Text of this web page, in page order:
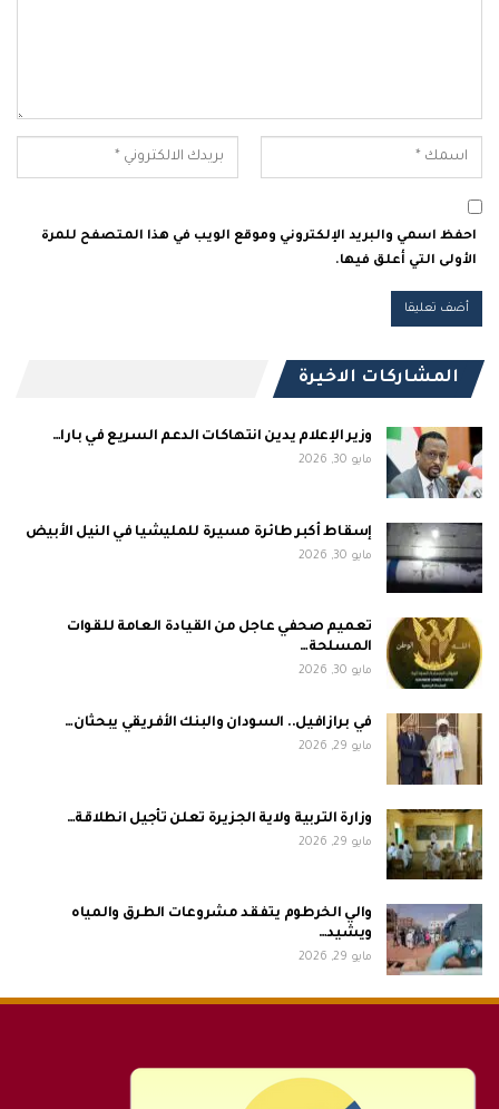
احفظ اسمي والبريد الإلكتروني وموقع الويب في هذا المتصفح للمرة
الأولى التي أعلق فيها.
المشاركات الاخيرة
وزير الإعلام يدين انتهاكات الدعم السريع في بارا…
مايو 30, 2026
إسقاط أكبر طائرة مسيرة للمليشيا في النيل الأبيض
مايو 30, 2026
تعميم صحفي عاجل من القيادة العامة للقوات
المسلحة…
مايو 30, 2026
في برازافيل.. السودان والبنك الأفريقي يبحثان…
مايو 29, 2026
وزارة التربية ولاية الجزيرة تعلن تأجيل انطلاقة…
مايو 29, 2026
والي الخرطوم يتفقد مشروعات الطرق والمياه
ويشيد…
مايو 29, 2026